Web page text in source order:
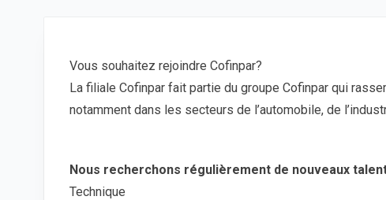
Vous souhaitez rejoindre Cofinpar?
La filiale Cofinpar fait partie du groupe Cofinpar qui
notamment dans les secteurs de l’automobile, de
Nous recherchons régulièrement de nouveaux
Technique